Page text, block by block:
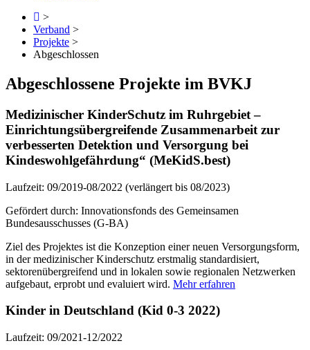
>
Verband >
Projekte >
Abgeschlossen
Abgeschlossene Projekte im BVKJ
Medizinischer KinderSchutz im Ruhrgebiet –
Einrichtungsübergreifende Zusammenarbeit zur
verbesserten Detektion und Versorgung bei
Kindeswohlgefährdung“ (MeKidS.best)
Laufzeit: 09/2019-08/2022 (verlängert bis 08/2023)
Gefördert durch: Innovationsfonds des Gemeinsamen
Bundesausschusses (G-BA)
Ziel des Projektes ist die Konzeption einer neuen Versorgungsform,
in der medizinischer Kinderschutz erstmalig standardisiert,
sektorenübergreifend und in lokalen sowie regionalen Netzwerken
aufgebaut, erprobt und evaluiert wird. Mehr erfahren
Kinder in Deutschland (Kid 0-3 2022)
Laufzeit: 09/2021-12/2022